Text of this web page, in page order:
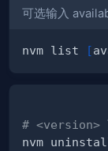
可选输入
nvm list [
# <version>
nvm